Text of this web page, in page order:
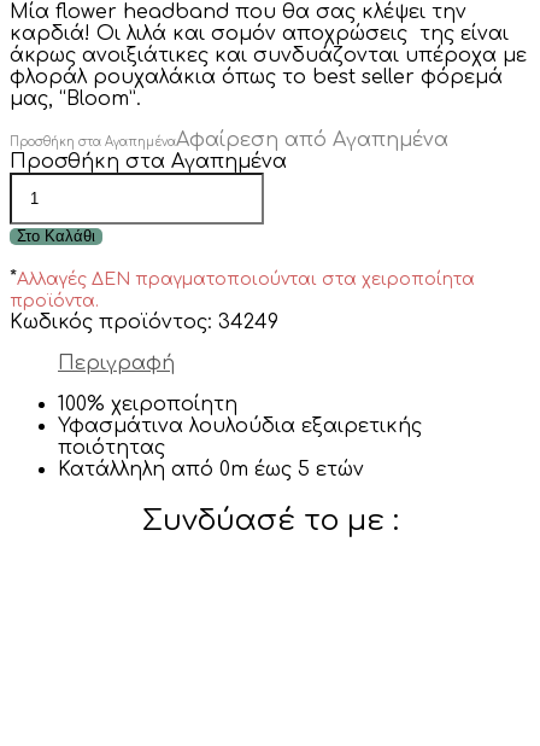
Μία flower headband που θα σας κλέψει την
καρδιά! Οι λιλά και σομόν αποχρώσεις της είναι
άκρως ανοιξιάτικες και συνδυάζονται υπέροχα με
φλοράλ ρουχαλάκια όπως το best seller φόρεμά
μας, “Bloom”.
Προσθήκη στα ΑγαπημέναΑφαίρεση από Αγαπημένα
Προσθήκη στα Αγαπημένα
“Bloom”
flower
headband
ποσότητα
Στο Καλάθι
*Αλλαγές ΔΕΝ πραγματοποιούνται στα χειροποίητα
προϊόντα.
Κωδικός προϊόντος: 34249
Περιγραφή
100% χειροποίητη
Υφασμάτινα λουλούδια εξαιρετικής
ποιότητας
Κατάλληλη από 0m έως 5 ετών
Συνδύασέ το με :